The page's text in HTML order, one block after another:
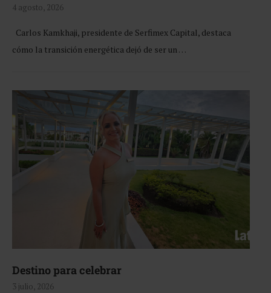
4 agosto, 2026
Carlos Kamkhaji, presidente de Serfimex Capital, destaca
cómo la transición energética dejó de ser un …
Destino para celebrar
3 julio, 2026